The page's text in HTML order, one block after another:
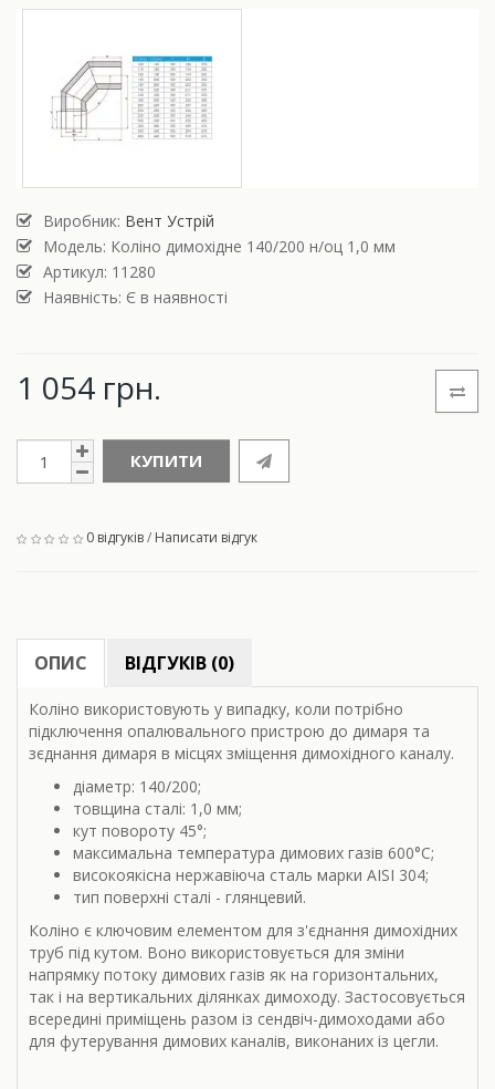
Виробник: Вент Устрій
Модель: Коліно димохідне 140/200 н/оц 1,0 мм
Артикул: 11280
Наявність: Є в наявності
1 054 грн.
КУПИТИ
0 відгуків/ Написати відгук
ОПИС ВІДГУКІВ (0)
Коліно використовують у випадку, коли потрібно
підключення опалювального пристрою до димаря та
зєднання димаря в місцях зміщення димохідного каналу.
діаметр: 140/200;
товщина сталі: 1,0 мм;
кут повороту 45°;
максимальна температура димових газів 600°С;
високоякісна нержавіюча сталь марки AISI 304;
тип поверхні сталі - глянцевий.
Коліно є ключовим елементом для з'єднання димохідних
труб під кутом. Воно використовується для зміни
напрямку потоку димових газів як на горизонтальних,
так і на вертикальних ділянках димоходу. Застосовується
всередині приміщень разом із сендвіч-димоходами або
для футерування димових каналів, виконаних із цегли.